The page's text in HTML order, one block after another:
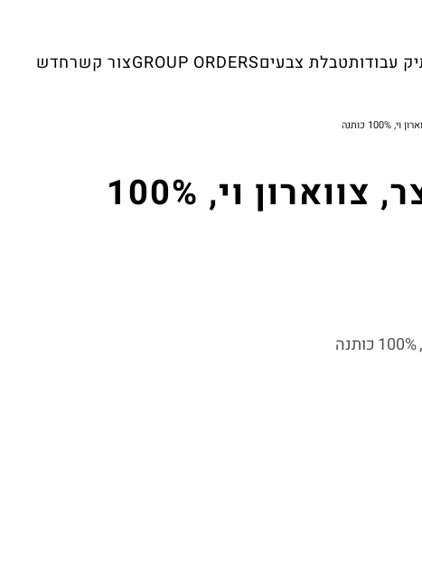
עבודותטבלת צבעיםGROUP ORDERSצור קשרחדש
כותנה
הדפסה על חולצות- קצר, צווארון וי, 100%